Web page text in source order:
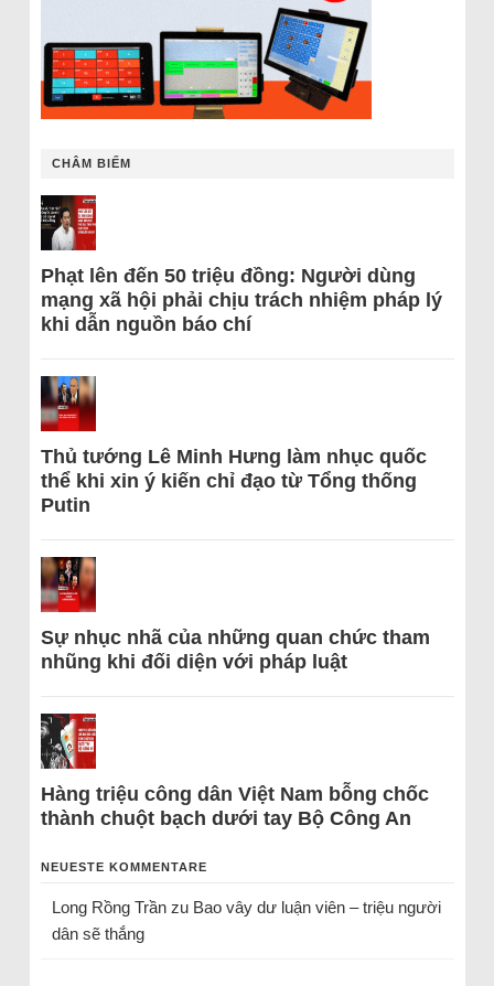
CHÂM BIẾM
Phạt lên đến 50 triệu đồng: Người dùng
mạng xã hội phải chịu trách nhiệm pháp lý
khi dẫn nguồn báo chí
Thủ tướng Lê Minh Hưng làm nhục quốc
thể khi xin ý kiến chỉ đạo từ Tổng thống
Putin
Sự nhục nhã của những quan chức tham
nhũng khi đối diện với pháp luật
Hàng triệu công dân Việt Nam bỗng chốc
thành chuột bạch dưới tay Bộ Công An
NEUESTE KOMMENTARE
Long Rồng Trầnzu Bao vây dư luận viên – triệu người
dân sẽ thắng